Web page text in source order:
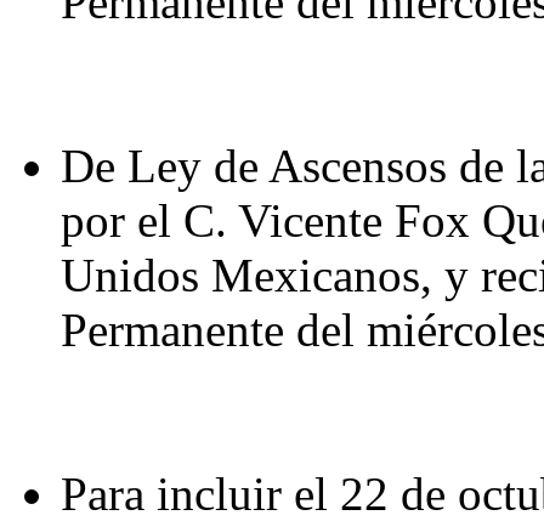
De Ley de Ascensos de
por el C. Vicente Fox
Unidos Mexicanos, y
Permanente del
Para incluir el 22 de